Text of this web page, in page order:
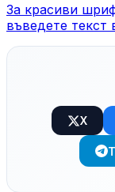
За красиви
въведете текст
X